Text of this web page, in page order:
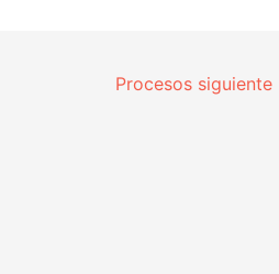
Procesos siguiente